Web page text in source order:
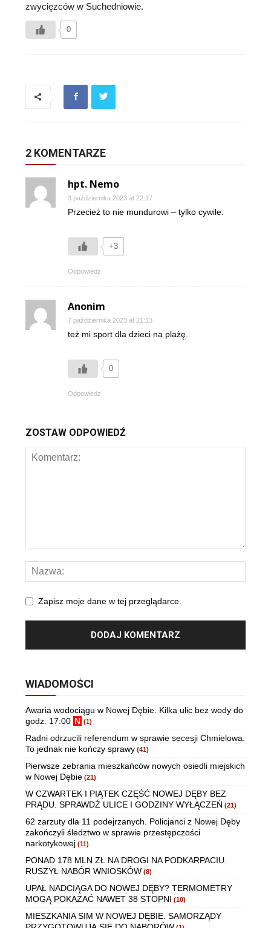
zwycięzców w Suchedniowie.
0
2 KOMENTARZE
hpt. Nemo
3 października 2023 at 22:17
Przecież to nie mundurowi – tylko cywile.
+3
Odpowiedz
Anonim
7 października 2023 at 21:13
też mi sport dla dzieci na plażę.
0
Odpowiedz
ZOSTAW ODPOWIEDŹ
Zapisz moje dane w tej przeglądarce.
WIADOMOŚCI
Awaria wodociągu w Nowej Dębie. Kilka ulic bez wody do
godz. 17:00 N (1)
Radni odrzucili referendum w sprawie secesji Chmielowa.
To jednak nie kończy sprawy (41)
Pierwsze zebrania mieszkańców nowych osiedli miejskich
w Nowej Dębie (21)
W CZWARTEK I PIĄTEK CZĘŚĆ NOWEJ DĘBY BEZ
PRĄDU. SPRAWDŹ ULICE I GODZINY WYŁĄCZEŃ (21)
62 zarzuty dla 11 podejrzanych. Policjanci z Nowej Dęby
zakończyli śledztwo w sprawie przestępczości
narkotykowej (11)
PONAD 178 MLN ZŁ NA DROGI NA PODKARPACIU.
RUSZYŁ NABÓR WNIOSKÓW (8)
UPAŁ NADCIĄGA DO NOWEJ DĘBY? TERMOMETRY
MOGĄ POKAZAĆ NAWET 38 STOPNI (10)
MIESZKANIA SIM W NOWEJ DĘBIE. SAMORZĄDY